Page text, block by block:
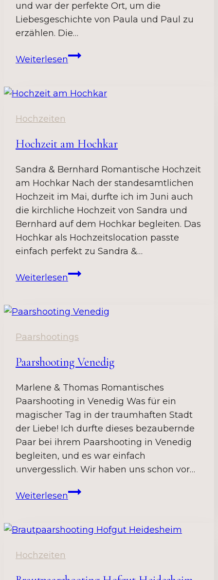
und war der perfekte Ort, um die
Liebesgeschichte von Paula und Paul zu
erzählen. Die…
WeiterlesenHochzeitslocation
See
Hochzeiten
Hochzeit am Hochkar
Sandra & Bernhard Romantische Hochzeit
am Hochkar Nach der standesamtlichen
Hochzeit im Mai, durfte ich im Juni auch
die kirchliche Hochzeit von Sandra und
Bernhard auf dem Hochkar begleiten. Das
Hochkar als Hochzeitslocation passte
einfach perfekt zu Sandra &…
WeiterlesenHochzeit
Paarshootings
Paarshooting Venedig
Marlene & Thomas Romantisches
Paarshooting in Venedig Was für ein
magischer Tag in der traumhaften Stadt
der Liebe! Ich durfte dieses bezaubernde
Paar bei ihrem Paarshooting in Venedig
begleiten, und es war einfach
unvergesslich. Wir haben uns schon vor…
WeiterlesenPaarshooting
Hochzeiten